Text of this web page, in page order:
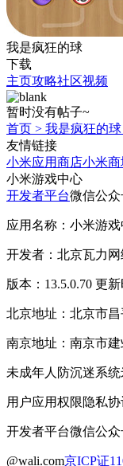
我是疯狂的球
下载
主页攻略社区视频
暂时没有帖子~
首页 > 我是疯狂的球
友情链接
小米应用商店小米商
小米游戏中心
开发者平台微信公众
应用名称：小米游
开发者：北京瓦力网
版本：13.5.0.70 更
北京地址：北京市
南京地址：南京市
未成年人防沉迷系统
用户应用权限隐私协
开发者平台微信公众
@wali.com京ICP证